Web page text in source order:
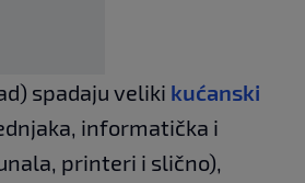
spadaju veliki kućanski
informatička i
printeri i slično),